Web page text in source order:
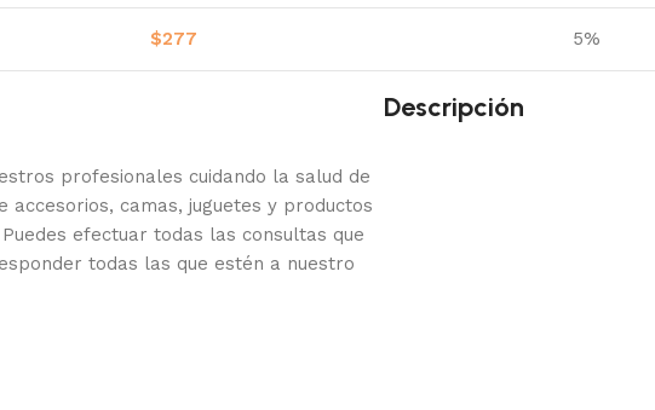
$277 5%
profesionales cuidando la salud de
accesorios, camas, juguetes y productos
Puedes efectuar todas las consultas que
todas las que estén a nuestro
Descripción